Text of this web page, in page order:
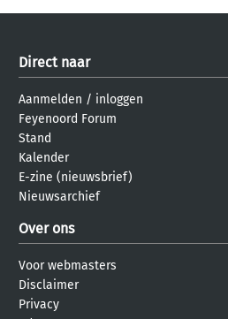
Direct naar
Aanmelden / inloggen
Feyenoord Forum
Stand
Kalender
E-zine (nieuwsbrief)
Nieuwsarchief
Over ons
Voor webmasters
Disclaimer
Privacy